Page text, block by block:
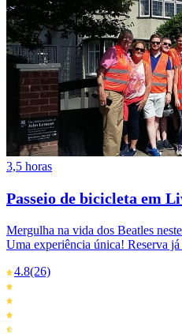
3,5 horas
Passeio de bicicleta em
Mergulha na vida dos Beatles
Uma experiência única! Reserva já
4.8(26)